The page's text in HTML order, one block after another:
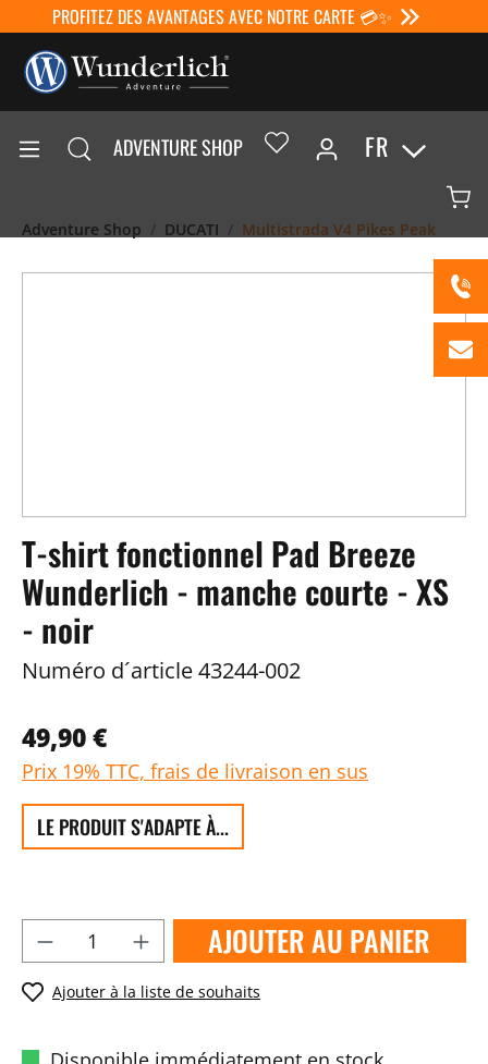
PROFITEZ DES AVANTAGES AVEC NOTRE CARTE 💳✨
ADVENTURE SHOP FR
Adventure Shop DUCATI Multistrada V4 Pikes Peak
T-shirt fonctionnel Pad Breeze
Wunderlich - manche courte - XS
- noir
Numéro d´article43244-002
49,90 €
Prix 19% TTC, frais de livraison en sus
LE PRODUIT S'ADAPTE À...
AJOUTER AU PANIER
Ajouter à la liste de souhaits